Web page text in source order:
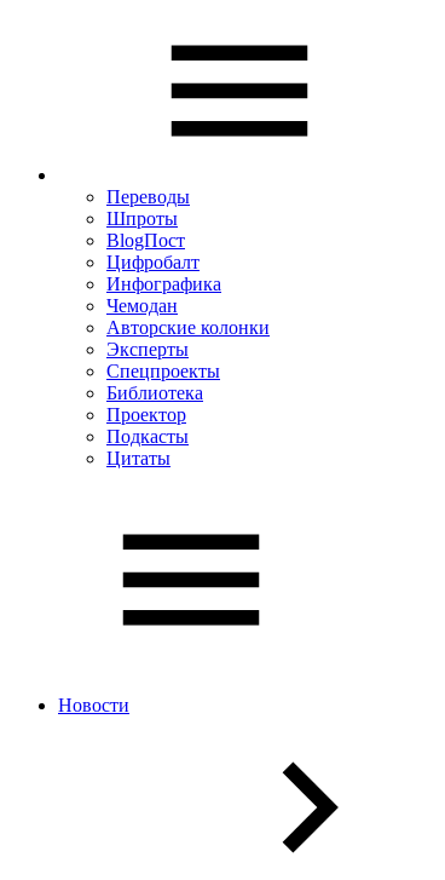
Переводы
Шпроты
BlogПост
Цифробалт
Инфографика
Чемодан
Авторские колонки
Эксперты
Спецпроекты
Библиотека
Проектор
Подкасты
Цитаты
Новости